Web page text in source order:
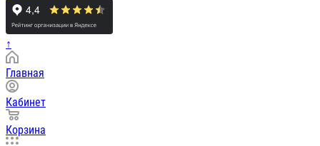
↑
Главная
Кабинет
Корзина